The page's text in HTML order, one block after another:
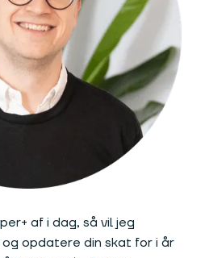
af i dag, så vil jeg
opdatere din skat for i år